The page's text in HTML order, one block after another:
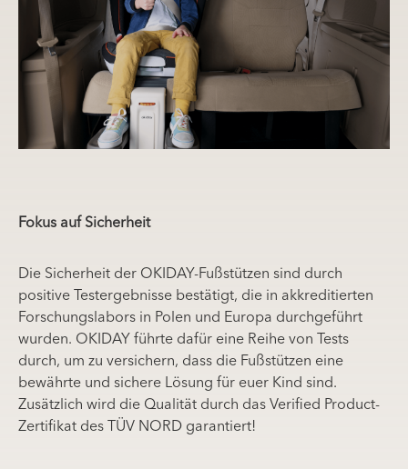
Fokus auf Sicherheit
Die Sicherheit der OKIDAY-Fußstützen sind durch
positive Testergebnisse bestätigt, die in akkreditierten
Forschungslabors in Polen und Europa durchgeführt
wurden. OKIDAY führte dafür eine Reihe von Tests
durch, um zu versichern, dass die Fußstützen eine
bewährte und sichere Lösung für euer Kind sind.
Zusätzlich wird die Qualität durch das Verified Product-
Zertifikat des TÜV NORD garantiert!